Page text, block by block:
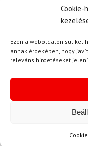
Cookie-
Ezen a weboldalon sütiket
annak érdekében, hogy
releváns hirdetéseket